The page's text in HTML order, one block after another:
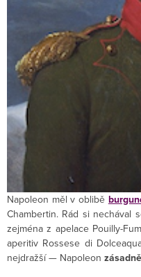
Napoleon měl v oblibě
Chambertin. Rád si nechával
zejména z apelace Pouilly-
aperitiv Rossese di
nejdražší — Napoleon